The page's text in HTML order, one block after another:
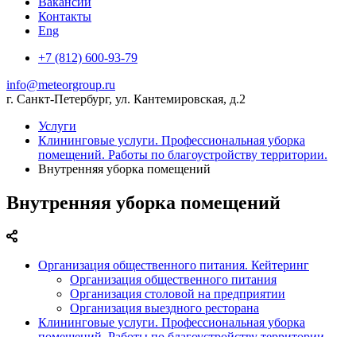
Контакты
Eng
+7 (812) 600-93-79
info@meteorgroup.ru
г. Санкт-Петербург, ул. Кантемировская, д.2
Услуги
Клининговые услуги. Профессиональная уборка
помещений. Работы по благоустройству территории.
Внутренняя уборка помещений
Внутренняя уборка помещений
Организация общественного питания. Кейтеринг
Организация общественного питания
Организация столовой на предприятии
Организация выездного ресторана
Клининговые услуги. Профессиональная уборка